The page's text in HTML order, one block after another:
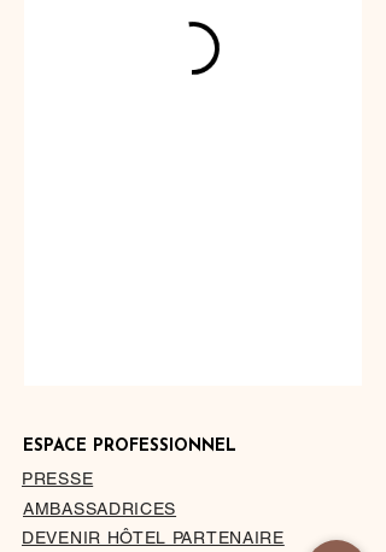
ESPACE PROFESSIONNEL
PRESSE
AMBASSADRICES
DEVENIR HÔTEL PARTENAIRE